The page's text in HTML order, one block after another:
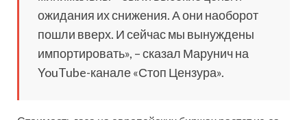
ожидания их снижения. А они наоборот
пошли вверх. И сейчас мы вынуждены
импортировать», – сказал Марунич на
YouTube-канале «Стоп Цензура».